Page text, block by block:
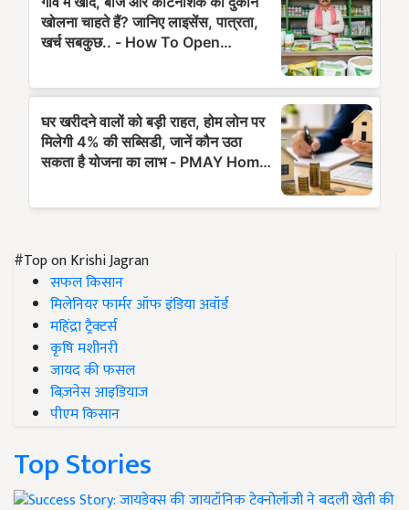
#Top on Krishi Jagran
सफल किसान
मिलेनियर फार्मर ऑफ इंडिया अवॉर्ड
महिंद्रा ट्रैक्टर्स
कृषि मशीनरी
जायद की फसल
बिज़नेस आइडियाज
पीएम किसान
Top Stories